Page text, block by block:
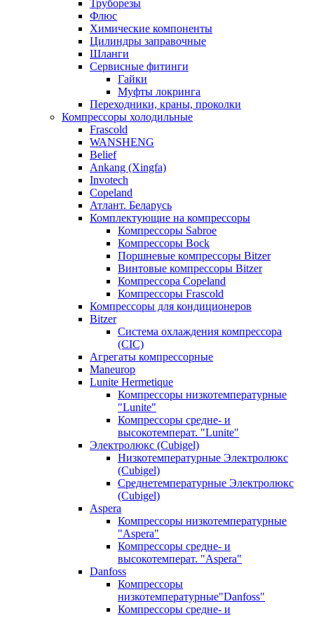
Труборезы
Флюс
Химические компоненты
Цилиндры заправочные
Шланги
Сервисные фитинги
Гайки
Муфты локринга
Переходники, краны, проколки
Компрессоры холодильные
Frascold
WANSHENG
Belief
Ankang (Xingfa)
Invotech
Copeland
Атлант. Беларусь
Комплектующие на компрессоры
Компрессоры Sabroe
Компрессоры Bock
Поршневые компрессоры Bitzer
Винтовые компрессоры Bitzer
Компрессора Copeland
Компрессоры Frascold
Компрессоры для кондиционеров
Bitzer
Система охлаждения компрессора
(CIC)
Агрегаты компрессорные
Maneurop
Lunite Hermetique
Компрессоры низкотемпературные
"Lunite"
Компрессоры средне- и
высокотемперат. "Lunite"
Электролюкс (Cubigel)
Низкотемпературные Электролюкс
(Cubigel)
Среднетемпературные Электролюкс
(Cubigel)
Aspera
Компрессоры низкотемпературные
"Aspera"
Компрессоры средне- и
высокотемперат. "Aspera"
Danfoss
Компрессоры
низкотемпературные"Danfoss"
Компрессоры средне- и